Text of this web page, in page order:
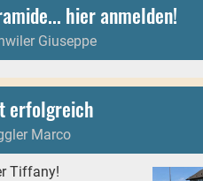
hier anmelden!
Giuseppe
erfolgreich
Marco
Tiffany!